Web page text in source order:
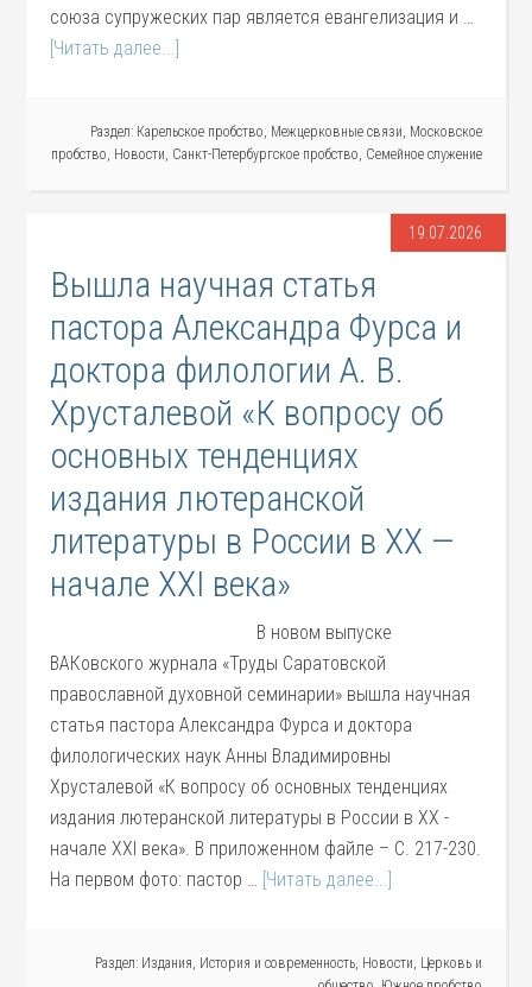
союза супружеских пар является евангелизация и …
[Читать далее...]
Раздел: Карельское пробство, Межцерковные связи, Московское
пробство, Новости, Санкт-Петербургское пробство, Семейное служение
19.07.2026
Вышла научная статья
пастора Александра Фурса и
доктора филологии А. В.
Хрусталевой «К вопросу об
основных тенденциях
издания лютеранской
литературы в России в XX —
начале XXI века»
В новом выпуске
ВАКовского журнала «Труды Саратовской
православной духовной семинарии» вышла научная
статья пастора Александра Фурса и доктора
филологических наук Анны Владимировны
Хрусталевой «К вопросу об основных тенденциях
издания лютеранской литературы в России в XX -
начале XXI века». В приложенном файле – С. 217-230.
На первом фото: пастор … [Читать далее...]
Раздел: Издания, История и современность, Новости, Церковь и